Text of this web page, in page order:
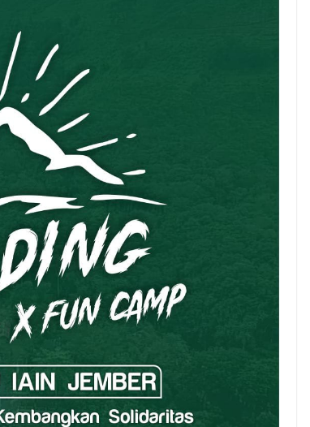
OPINI
NU Tidak Sedang Baik-
Baik Saja?
Minggu, 15 Maret 2026 IPNU